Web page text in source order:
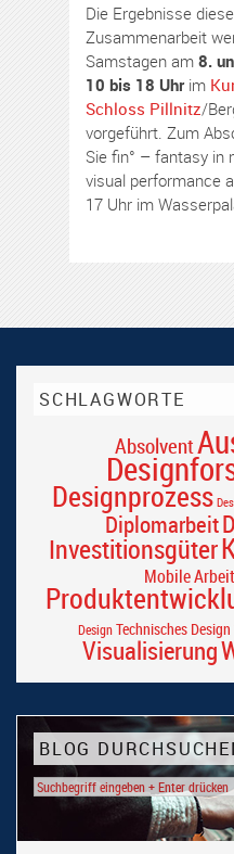
Die Ergebnisse
Zusammenarbeit
Samstagen am 8.
10 bis 18 Uhrim
Schloss Pillnitz/
vorgeführt. Zum
Sie fin° – fantasy in
visual performance
17 Uhr im
SCHLAGWORTE
Absolvent
Designprozess
Diplomarbeit
Investitionsgüter
Mobile
DesignTechnisches Design
Visualisierung
BLOG